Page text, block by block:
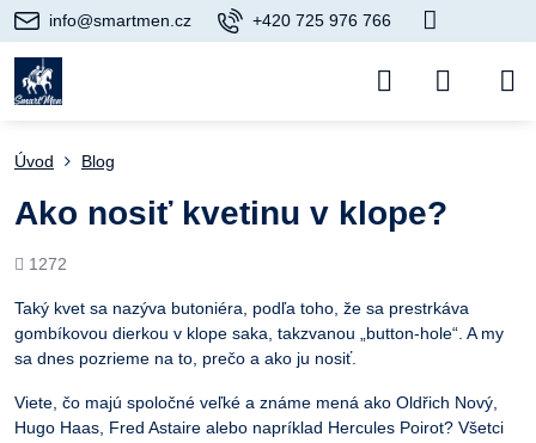
info@smartmen.cz +420 725 976 766
Úvod Blog
Ako nosiť kvetinu v klope?
Počet
1272
Taký kvet sa nazýva butoniéra, podľa toho, že sa prestrkáva
gombíkovou dierkou v klope saka, takzvanou „button-hole“. A my
sa dnes pozrieme na to, prečo a ako ju nosiť.
Viete, čo majú spoločné veľké a známe mená ako Oldřich Nový,
Hugo Haas, Fred Astaire alebo napríklad Hercules Poirot? Všetci